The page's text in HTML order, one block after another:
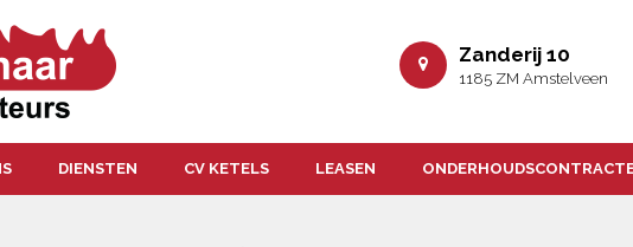
Zanderij 10
1185 ZM Amstelveen
DIENSTEN CV KETELS LEASEN